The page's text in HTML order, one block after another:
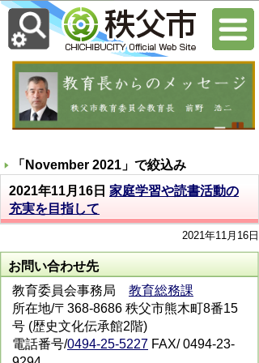
「 November 2021 」で絞込み
2021年11月16日 家庭学習や読書活動の
充実を目指して
2021年11月16日
お問い合わせ先
教育委員会事務局 教育総務課
所在地/〒368-8686 秩父市熊木町8番15
号 (歴史文化伝承館2階)
電話番号/0494-25-5227 FAX/ 0494-23-